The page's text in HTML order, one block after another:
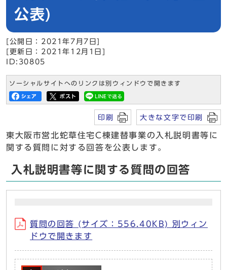
公表)
[公開日：2021年7月7日]
[更新日：2021年12月1日]
ID:30805
ソーシャルサイトへのリンクは別ウィンドウで開きます
印刷 大きな文字で印刷
東大阪市営北蛇草住宅C棟建替事業の入札説明書等に
関する質問に対する回答を公表します。
入札説明書等に関する質問の回答
質問の回答 (サイズ：556.40KB) 別ウィン
ドウで開きます